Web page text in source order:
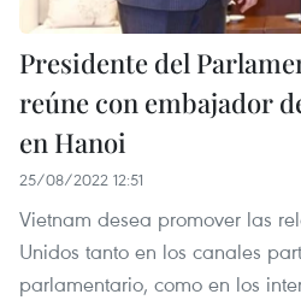
Presidente del
reúne con embajador
en Hanoi
25/08/2022 12:51
Vietnam desea promover las
Unidos tanto en los canales
parlamentario, como en los